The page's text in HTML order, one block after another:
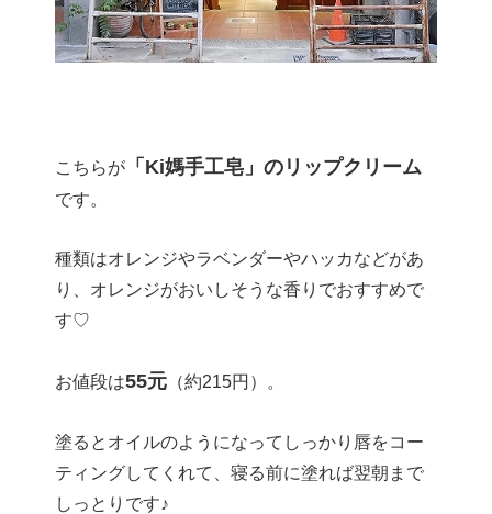
こちらが 「Ki媽手工皂」のリップクリーム
です。
種類はオレンジやラベンダーやハッカなどがあ
り、オレンジがおいしそうな香りでおすすめで
す♡
お値段は55元 （約215円）。
塗るとオイルのようになってしっかり唇をコー
ティングしてくれて、寝る前に塗れば翌朝まで
しっとりです♪